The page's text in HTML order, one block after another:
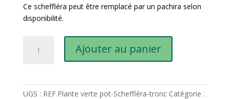
Ce scheffléra peut être remplacé par un pachira selon
disponibilité.
Ajouter au panier
UGS : REF.Plante verte pot-Scheffléra-tronc Catégorie :